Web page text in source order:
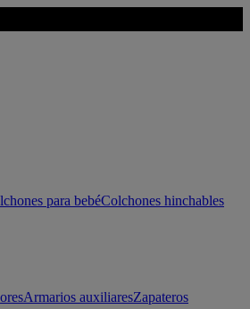
para bebéColchones hinchables
Armarios auxiliaresZapateros